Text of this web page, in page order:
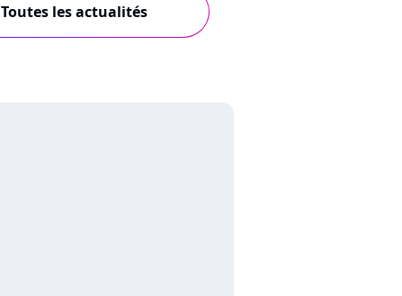
Toutes les actualités